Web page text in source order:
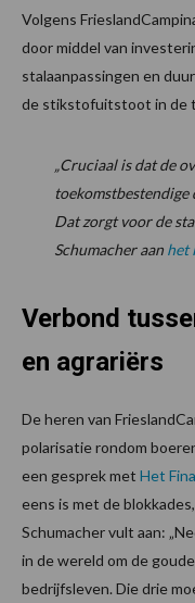
Volgens
door middel van
stalaanpassingen en
de stikstofuitstoot in de
„Cruciaal is dat de
Dat zorgt voor de
Schumacher aan het
Verbond
en agrariërs
De heren van
polarisatie rondom
een gesprek met Het
eens is met de
Schumacher vult aan:
in de wereld om de
bedrijfsleven. Die drie